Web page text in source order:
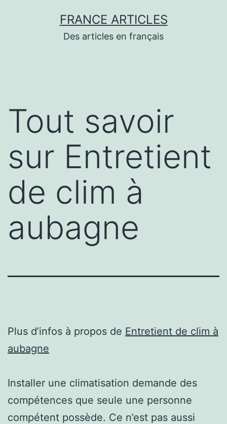
FRANCE ARTICLES
Des articles en français
Tout savoir
sur Entretient
de clim à
aubagne
Plus d’infos à propos de Entretient de clim à
aubagne
Installer une climatisation demande des
compétences que seule une personne
compétent possède. Ce n’est pas aussi